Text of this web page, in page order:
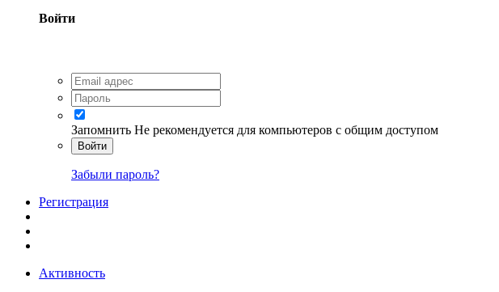
Войти
Запомнить Не рекомендуется для компьютеров с общим доступом
Войти
Забыли пароль?
Регистрация
Активность